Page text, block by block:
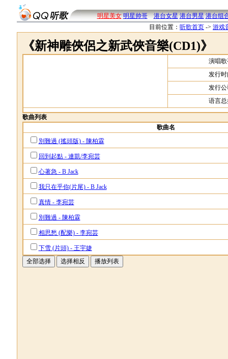
明星美女 明星帅哥 港台女星 港台男星 港台组
目前位置： 听歌首页 -> 游戏
《新神雕俠侶之新武俠音樂(CD1)》
演唱歌
发行时
发行公
语言总
歌曲列表
歌曲名
別難過 (搖頭版) - 陳柏霖
回到起點 - 連凱/李宛芸
心著急 - B Jack
我只在乎你(片尾) - B Jack
真情 - 李宛芸
別難過 - 陳柏霖
相思愁 (配樂) - 李宛芸
下雪 (片頭) - 王宇婕